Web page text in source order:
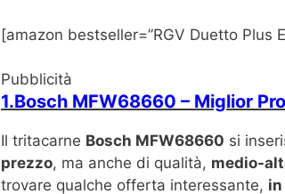
[amazon bestseller=”RGV Duetto Plus
Pubblicità
1.Bosch MFW68660 – Miglior
Il tritacarne Bosch MFW68660 si
prezzo, ma anche di qualità, medio-
trovare qualche offerta interessante,